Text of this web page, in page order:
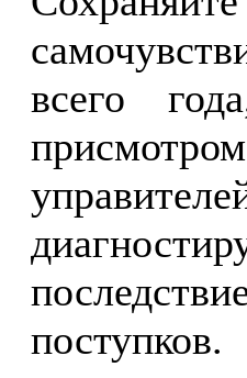
всего
поступков.